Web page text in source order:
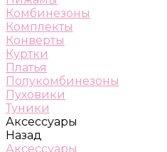
Комбинезоны
Комплекты
Конверты
Куртки
Платья
Полукомбинезоны
Пуховики
Туники
Аксессуары
Назад
Аксессуары